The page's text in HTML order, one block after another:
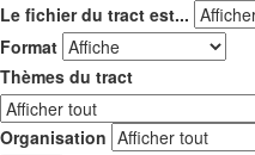
Le fichier du tract est...
Format
Thèmes du tract
Organisation